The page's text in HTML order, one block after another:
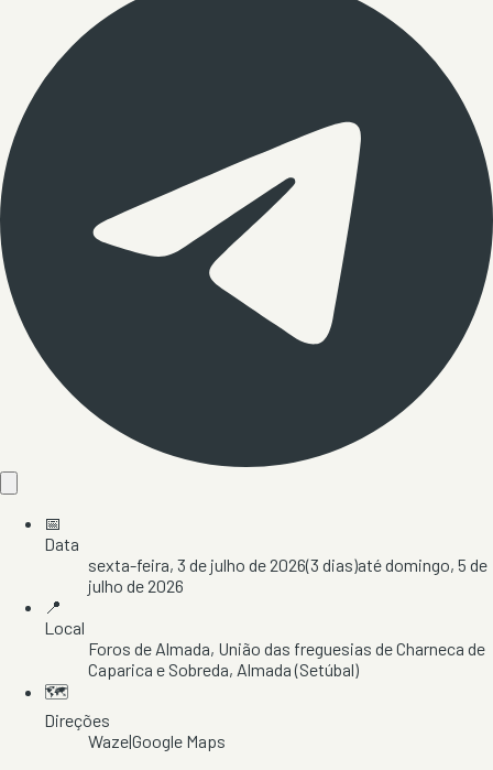
📅
Data
sexta-feira, 3 de julho de 2026(3 dias)atédomingo, 5 de
julho de 2026
📍
Local
Foros de Almada, União das freguesias de Charneca de
Caparica e Sobreda, Almada(Setúbal)
🗺️
Direções
Waze|Google Maps